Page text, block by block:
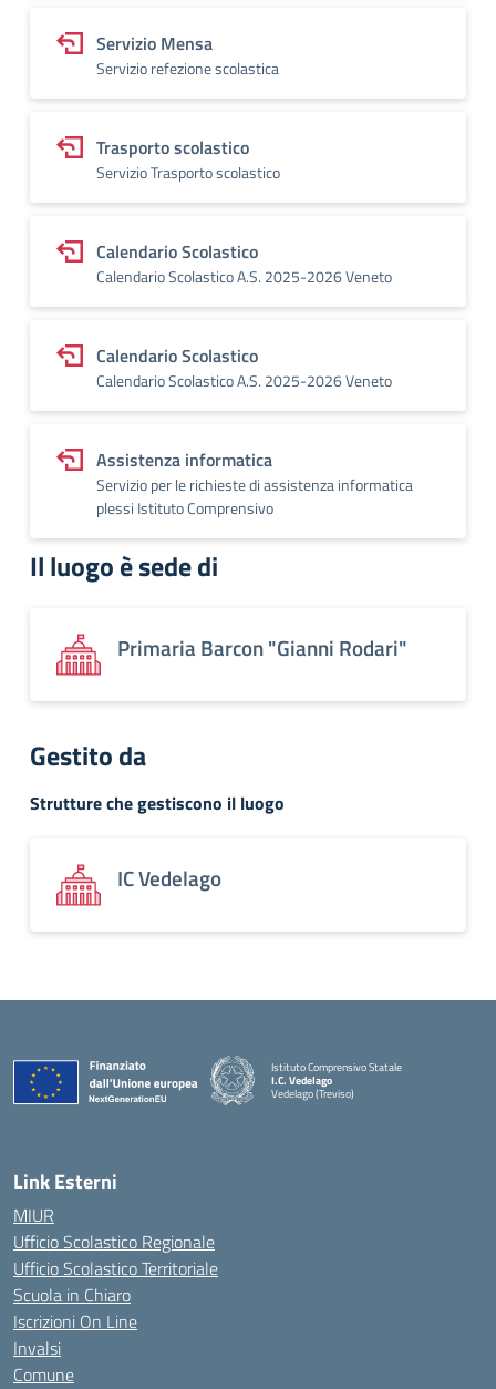
Servizio Mensa
Servizio refezione scolastica
Trasporto scolastico
Servizio Trasporto scolastico
Calendario Scolastico
Calendario Scolastico A.S. 2025-2026 Veneto
Calendario Scolastico
Calendario Scolastico A.S. 2025-2026 Veneto
Assistenza informatica
Servizio per le richieste di assistenza informatica
plessi Istituto Comprensivo
Il luogo è sede di
Primaria Barcon "Gianni Rodari"
Gestito da
Strutture che gestiscono il luogo
IC Vedelago
Istituto Comprensivo Statale
I.C. Vedelago
Vedelago (Treviso)
— Visita la pagina iniziale della scuola
Link Esterni
MIUR
Ufficio Scolastico Regionale
Ufficio Scolastico Territoriale
Scuola in Chiaro
Iscrizioni On Line
Invalsi
Comune